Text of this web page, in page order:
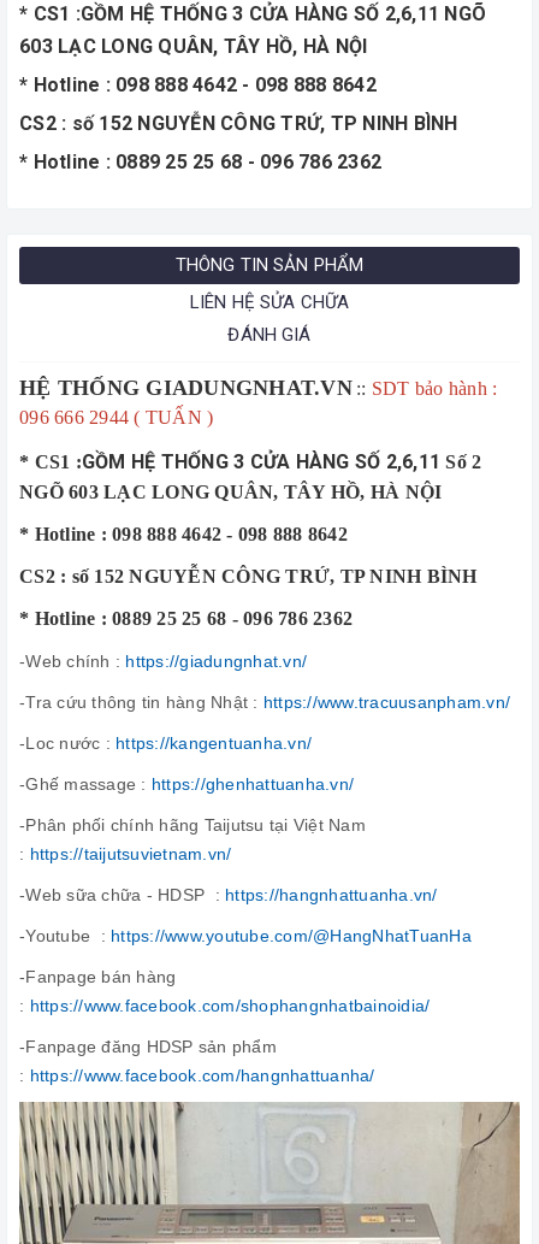
* CS1 :GỒM HỆ THỐNG 3 CỬA HÀNG SỐ 2,6,11 NGÕ
603 LẠC LONG QUÂN, TÂY HỒ, HÀ NỘI
* Hotline : 098 888 4642 - 098 888 8642
CS2 : số 152 NGUYỄN CÔNG TRỨ, TP NINH BÌNH
* Hotline : 0889 25 25 68 - 096 786 2362
THÔNG TIN SẢN PHẨM
LIÊN HỆ SỬA CHỮA
ĐÁNH GIÁ
HỆ THỐNG GIADUNGNHAT.VN :: SDT bảo hành :
096 666 2944 ( TUẤN )
* CS1 :GỒM HỆ THỐNG 3 CỬA HÀNG SỐ 2,6,11Số 2
NGÕ 603 LẠC LONG QUÂN, TÂY HỒ, HÀ NỘI
* Hotline : 098 888 4642 - 098 888 8642
CS2 : số 152 NGUYỄN CÔNG TRỨ, TP NINH BÌNH
* Hotline : 0889 25 25 68 - 096 786 2362
-Web chính : https://giadungnhat.vn/
-Tra cứu thông tin hàng Nhật : https://www.tracuusanpham.vn/
-Loc nước : https://kangentuanha.vn/
-Ghế massage : https://ghenhattuanha.vn/
-Phân phối chính hãng Taijutsu tại Việt Nam
: https://taijutsuvietnam.vn/
-Web sữa chữa - HDSP : https://hangnhattuanha.vn/
-Youtube : https://www.youtube.com/@HangNhatTuanHa
-Fanpage bán hàng
: https://www.facebook.com/shophangnhatbainoidia/
-Fanpage đăng HDSP sản phẩm
: https://www.facebook.com/hangnhattuanha/